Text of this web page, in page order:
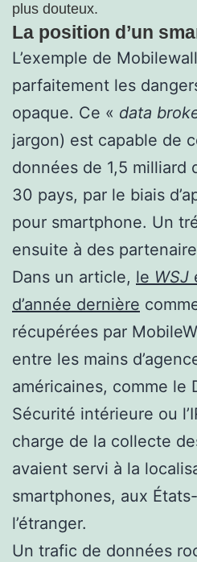
plus douteux.
La position d’un
L’exemple de
parfaitement les
opaque. Ce « data
jargon) est capable de
données de 1,5 milliard
30 pays, par le biais
pour smartphone. Un
ensuite à des
Dans un article, le WSJ
d’année dernière
récupérées par
entre les mains
américaines, comme le
Sécurité intérieure ou
charge de la collecte
avaient servi à la
smartphones, aux
l’étranger.
Un trafic de données